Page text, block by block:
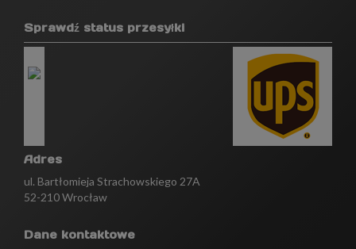
Sprawdź status przesyłki
Adres
ul. Bartłomieja Strachowskiego 27A
52-210 Wrocław
Dane kontaktowe